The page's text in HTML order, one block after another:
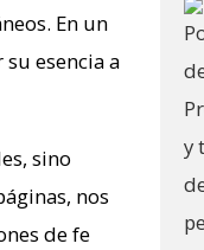
En un
esencia a
sino
nos
de fe